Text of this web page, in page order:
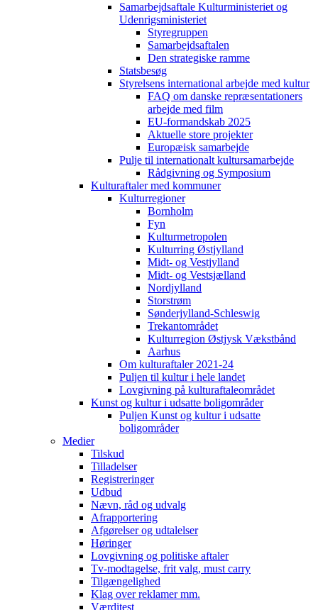
Samarbejdsaftale Kulturministeriet og
Udenrigsministeriet
Styregruppen
Samarbejdsaftalen
Den strategiske ramme
Statsbesøg
Styrelsens international arbejde med kultur
FAQ om danske repræsentationers
arbejde med film
EU-formandskab 2025
Aktuelle store projekter
Europæisk samarbejde
Pulje til internationalt kultursamarbejde
Rådgivning og Symposium
Kulturaftaler med kommuner
Kulturregioner
Bornholm
Fyn
Kulturmetropolen
Kulturring Østjylland
Midt- og Vestjylland
Midt- og Vestsjælland
Nordjylland
Storstrøm
Sønderjylland-Schleswig
Trekantområdet
Kulturregion Østjysk Vækstbånd
Aarhus
Om kulturaftaler 2021-24
Puljen til kultur i hele landet
Lovgivning på kulturaftaleområdet
Kunst og kultur i udsatte boligområder
Puljen Kunst og kultur i udsatte
boligområder
Medier
Tilskud
Tilladelser
Registreringer
Udbud
Nævn, råd og udvalg
Afrapportering
Afgørelser og udtalelser
Høringer
Lovgivning og politiske aftaler
Tv-modtagelse, frit valg, must carry
Tilgængelighed
Klag over reklamer mm.
Værditest